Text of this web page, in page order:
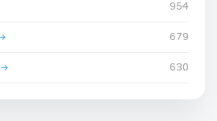
954
679
→ 630